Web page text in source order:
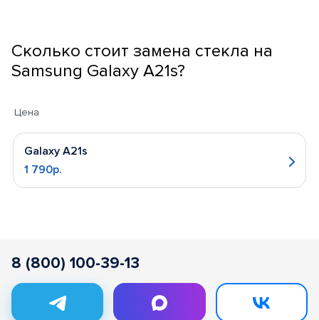
Сколько стоит замена стекла на
Samsung Galaxy A21s?
Цена
Galaxy A21s
1 790р.
8 (800) 100-39-13